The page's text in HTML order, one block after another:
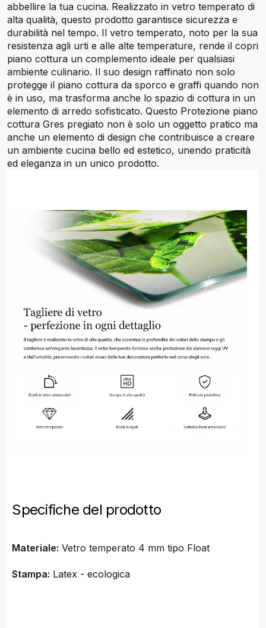
abbellire la tua cucina. Realizzato in vetro temperato di
alta qualità, questo prodotto garantisce sicurezza e
durabilità nel tempo. Il vetro temperato, noto per la sua
resistenza agli urti e alle alte temperature, rende il copri
piano cottura un complemento ideale per qualsiasi
ambiente culinario. Il suo design raffinato non solo
protegge il piano cottura da sporco e graffi quando non
è in uso, ma trasforma anche lo spazio di cottura in un
elemento di arredo sofisticato. Questo Protezione piano
cottura Gres pregiato non è solo un oggetto pratico ma
anche un elemento di design che contribuisce a creare
un ambiente cucina bello ed estetico, unendo praticità
ed eleganza in un unico prodotto.
Specifiche del prodotto
Materiale: Vetro temperato 4 mm tipo Float
Stampa: Latex - ecologica